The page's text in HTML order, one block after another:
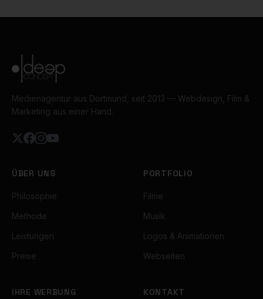
Medienagentur aus Dortmund, seit 2013 — Webdesign, Film &
Marketing aus einer Hand.
ÜBER UNS
Philosophie
Methode
Leistungen
Preise
PORTFOLIO
Filme
Musik
Logos & Animationen
Webseiten
IHRE WERBUNG KONTAKT